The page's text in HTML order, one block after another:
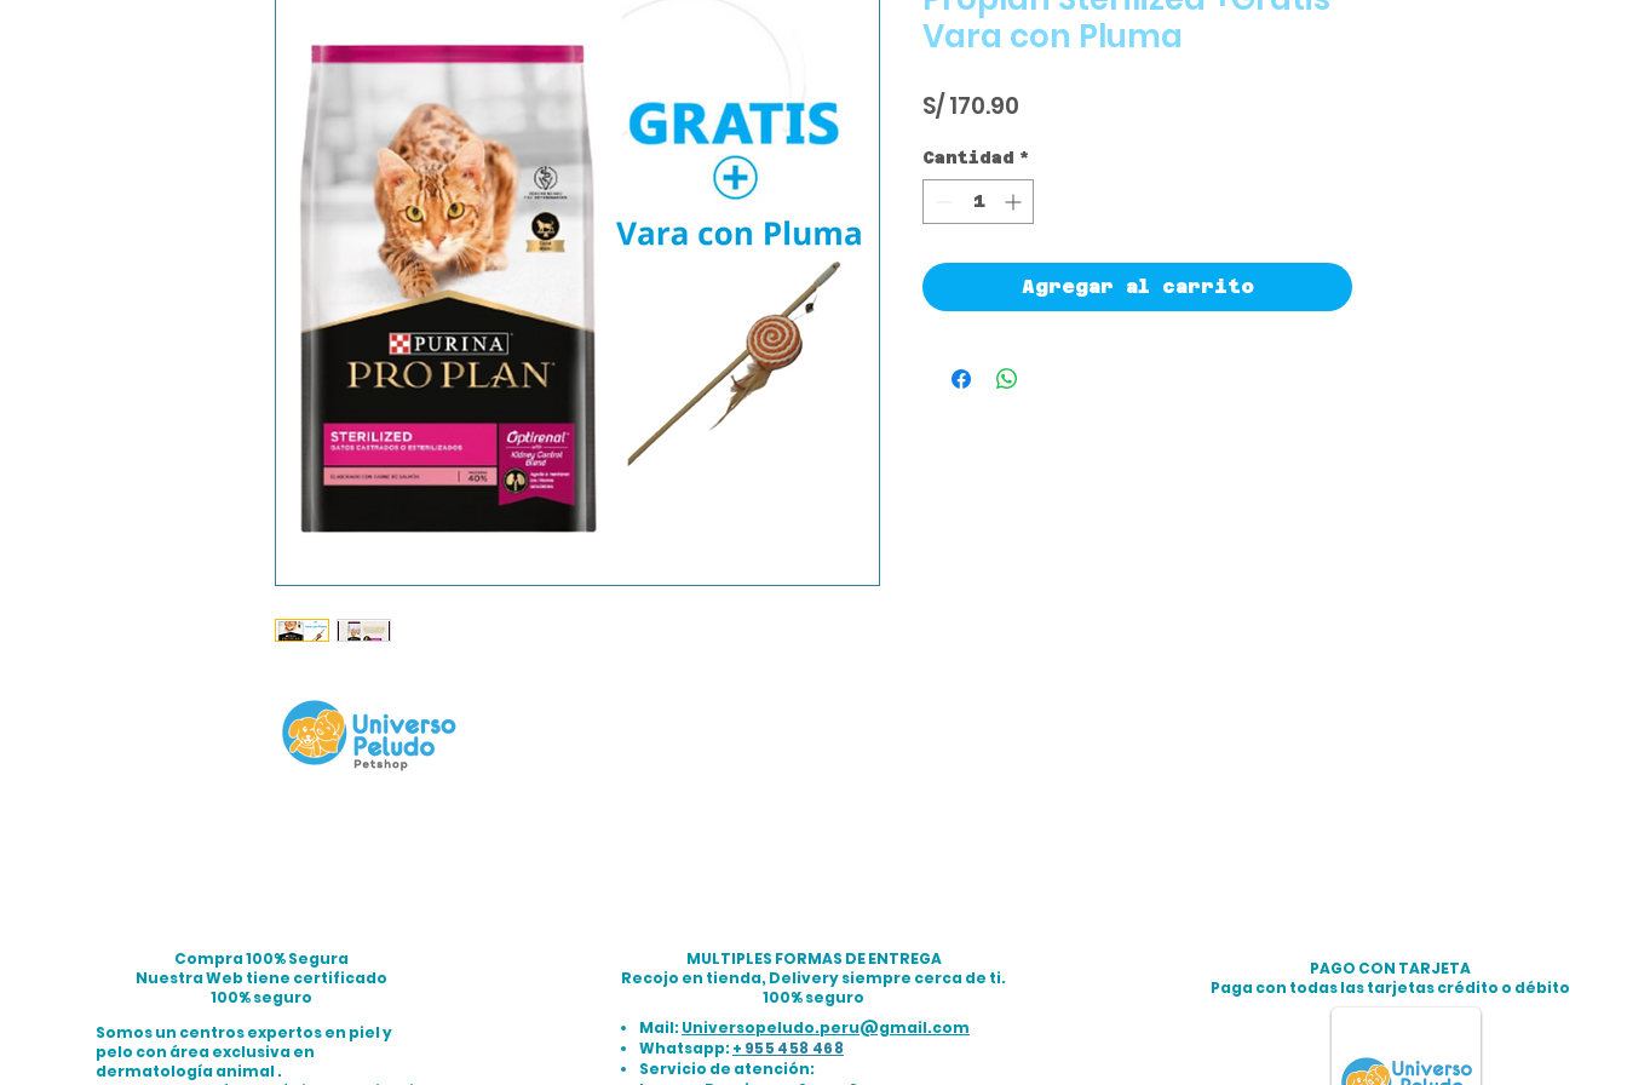
Vara con Pluma
S/ 170.90
Cantidad *
Agregar al carrito
Compra 100% Segura
Nuestra Web tiene certificado
100% seguro
Somos un centros expertos en piel y
pelo con área exclusiva en
dermatología animal .
MULTIPLES FORMAS DE ENTREGA
Recojo en tienda, Delivery siempre cerca de ti.
100% seguro
Mail:Universopeludo.peru@gmail.com
Whatsapp:+ 955 458 468
Servicio de atención:
PAGO CON TARJETA
Paga con todas las tarjetas crédito o débito